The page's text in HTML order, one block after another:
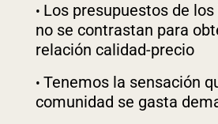
Los presupuestos de
no se contrastan para
relación calidad-precio
Tenemos la sensación
comunidad se gasta